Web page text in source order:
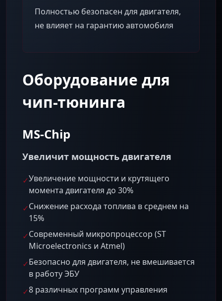
Полностью безопасен для двигателя,
не влияет на гарантию автомобиля
Оборудование для
чип-тюнинга
MS-Chip
Увеличит мощность двигателя
✓Увеличение мощности и крутящего
момента двигателя до 30%
✓Снижение расхода топлива в среднем на
15%
✓Современный микропроцессор (ST
Microelectronics и Atmel)
✓Безопасно для двигателя, не вмешивается
в работу ЭБУ
✓8 различных программ управления